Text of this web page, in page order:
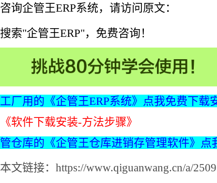
咨询企管王ERP系统，请访问原文：
搜索"企管王ERP"，免费咨询！
工厂用的《企管王ERP系统》点我免费下载
《软件下载安装-方法步骤》
管仓库的《企管王仓库进销存管理软件》点
本文链接：https://www.qiguanwang.cn/a/